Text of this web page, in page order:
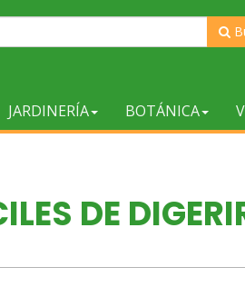
JARDINERÍA BOTÁNICA
DE